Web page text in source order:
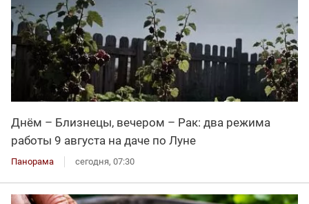
Днём – Близнецы, вечером – Рак: два режима
работы 9 августа на даче по Луне
Панорама сегодня, 07:30